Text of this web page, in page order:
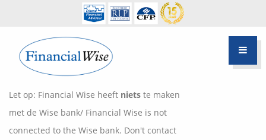
Let op: Financial Wise heeft niets te maken
met de Wise bank/ Financial Wise is not
connected to the Wise bank. Don't contact